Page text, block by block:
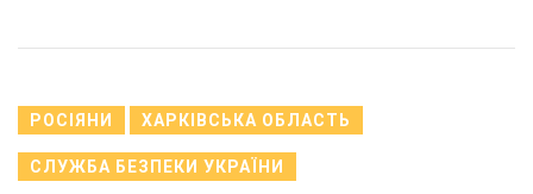
РОСІЯНИ ХАРКІВСЬКА ОБЛАСТЬ
СЛУЖБА БЕЗПЕКИ УКРАЇНИ